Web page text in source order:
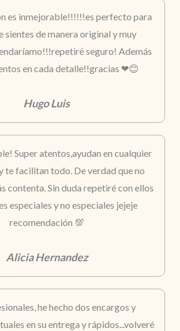
es inmejorable!!!!!!es perfecto para
sientes de manera original y muy
seguro! Además
en cada detalle!!gracias ❤😊
Hugo Luis
Super atentos,ayudan en cualquier
te facilitan todo. De verdad que no
contenta. Sin duda repetiré con ellos
especiales y no especiales jejeje
recomendación 💯
Alicia Hernandez
he hecho dos encargos y
en su entrega y rápidos...volveré